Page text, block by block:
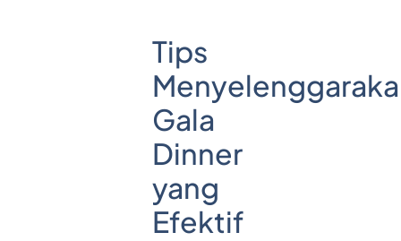
Tips
Gala
Dinner
yang
Efektif